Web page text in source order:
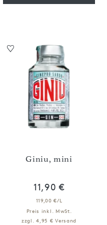
Giniu, mini
11,90 €
119,00 €/L
Preis inkl. MwSt.
zzgl. 4,95 € Versand